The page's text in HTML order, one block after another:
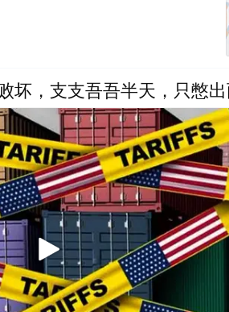
坏，支支吾吾半天，只憋